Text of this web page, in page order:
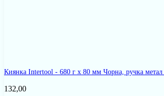
Киянка Intertool - 680 г х 80 мм Чорна, ручка метал
132,00